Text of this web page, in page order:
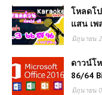
โหลดโ
แสน เพ
มิถุนายน
ดาวน์โ
86/64
มิถุนายน